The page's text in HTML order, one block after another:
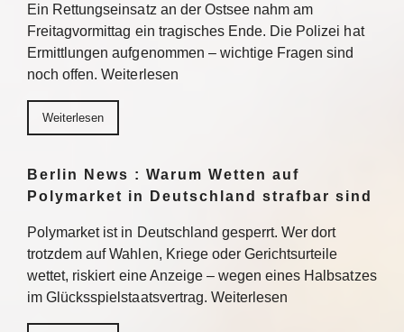
Ein Rettungseinsatz an der Ostsee nahm am
Freitagvormittag ein tragisches Ende. Die Polizei hat
Ermittlungen aufgenommen – wichtige Fragen sind
noch offen. Weiterlesen
Weiterlesen
Berlin News : Warum Wetten auf
Polymarket in Deutschland strafbar sind
Polymarket ist in Deutschland gesperrt. Wer dort
trotzdem auf Wahlen, Kriege oder Gerichtsurteile
wettet, riskiert eine Anzeige – wegen eines Halbsatzes
im Glücksspielstaatsvertrag. Weiterlesen